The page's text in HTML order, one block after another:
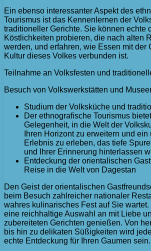
Ein ebenso interessanter Aspekt des
Tourismus ist das Kennenlernen der
traditioneller Gerichte. Sie können echte
Köstlichkeiten probieren, die nach alten
werden, und erfahren, wie Essen mit der
Kultur dieses Volkes verbunden ist.
Teilnahme an Volksfesten und
Besuch von Volkswerkstätten und
Studium der Volksküche und
Der ethnografische Tourismus
Gelegenheit, in die Welt der
Ihren Horizont zu erweitern und
Erlebnis zu erleben, das tiefe
und Ihrer Erinnerung hinterlassen
Entdeckung der orientalischen
Reise in die Welt von Dagestan
Den Geist der orientalischen
beim Besuch zahlreicher nationaler
wahres kulinarisches Fest auf Sie
eine reichhaltige Auswahl an mit Liebe
zubereiteten Gerichten genießen. Von
bis hin zu delikaten Süßigkeiten wird
echte Entdeckung für Ihren Gaumen sein.